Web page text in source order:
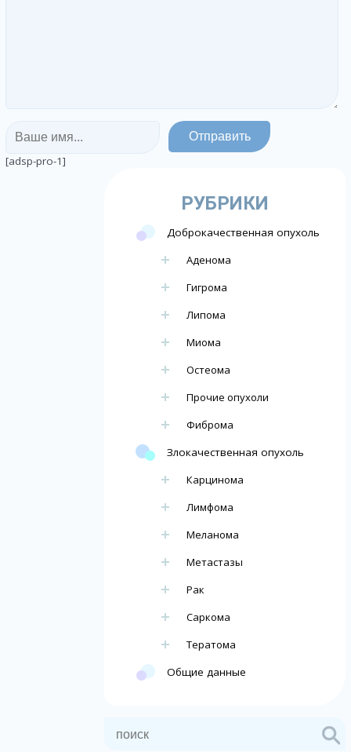
[adsp-pro-1]
РУБРИКИ
Доброкачественная опухоль
Аденома
Гигрома
Липома
Миома
Остеома
Прочие опухоли
Фиброма
Злокачественная опухоль
Карцинома
Лимфома
Меланома
Метастазы
Рак
Саркома
Тератома
Общие данные